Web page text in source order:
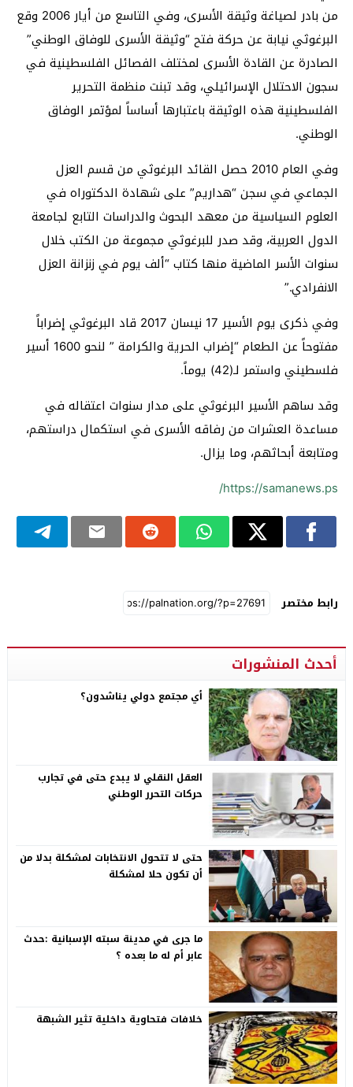
من بادر لصياغة وثيقة الأسرى، وفي التاسع من أيار 2006 وقع
البرغوثي نيابة عن حركة فتح “وثيقة الأسرى للوفاق الوطني”
الصادرة عن القادة الأسرى لمختلف الفصائل الفلسطينية في
سجون الاحتلال الإسرائيلي، وقد تبنت منظمة التحرير
الفلسطينية هذه الوثيقة باعتبارها أساساً لمؤتمر الوفاق
الوطني.
وفي العام 2010 حصل القائد البرغوثي من قسم العزل
الجماعي في سجن “هداريم” على شهادة الدكتوراه في
العلوم السياسية من معهد البحوث والدراسات التابع لجامعة
الدول العربية، وقد صدر للبرغوثي مجموعة من الكتب خلال
سنوات الأسر الماضية منها كتاب “ألف يوم في زنزانة العزل
الانفرادي.”
وفي ذكرى يوم الأسير 17 نيسان 2017 قاد البرغوثي إضراباً
مفتوحاً عن الطعام “إضراب الحرية والكرامة ” لنحو 1600 أسير
فلسطيني واستمر لـ(42) يوماً.
وقد ساهم الأسير البرغوثي على مدار سنوات اعتقاله في
مساعدة العشرات من رفاقه الأسرى في استكمال دراستهم،
ومتابعة أبحاثهم، وما يزال.
https://samanews.ps/
رابط مختصر
أحدث المنشورات
أي مجتمع دولي يناشدون؟
العقل النقلي لا يبدع حتى في تجارب
حركات التحرر الوطني
حتى لا تتحول الانتخابات لمشكلة بدلا من
أن تكون حلا لمشكلة
ما جرى في مدينة سبته الإسبانية :حدث
عابر أم له ما بعده ؟
خلافات فتحاوية داخلية تثير الشبهة